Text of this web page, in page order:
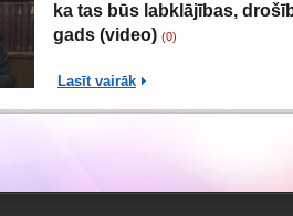
ka tas būs labklājības,
gads (video) (0)
Lasīt vairāk